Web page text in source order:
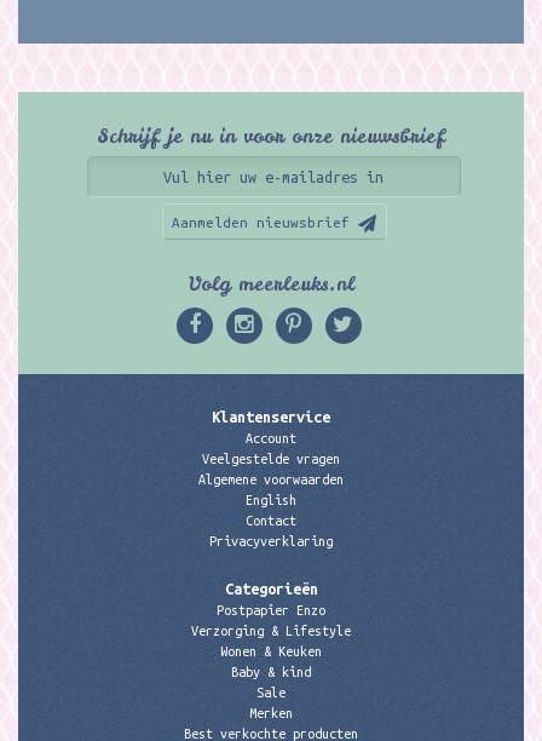
Schrijf je nu in voor onze nieuwsbrief
Aanmelden nieuwsbrief
Volg meerleuks.nl
Klantenservice
Account
Veelgestelde vragen
Algemene voorwaarden
English
Contact
Privacyverklaring
Categorieën
Postpapier Enzo
Verzorging & Lifestyle
Wonen & Keuken
Baby & kind
Sale
Merken
Best verkochte producten